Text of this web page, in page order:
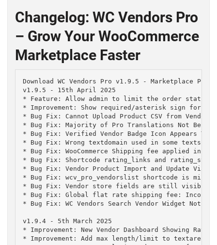
Changelog: WC Vendors Pro
– Grow Your WooCommerce
Marketplace Faster
Download WC Vendors Pro v1.9.5 - Marketplace
v1.9.5 - 15th April 2025
* Feature: Allow admin to limit the order
* Improvement: Show required/asterisk sign for
* Bug Fix: Cannot Upload Product CSV from Vendor
* Bug Fix: Majority of Pro Translations Not Being
* Bug Fix: Verified Vendor Badge Icon Appears Too
* Bug Fix: Wrong textdomain used in some texts
* Bug Fix: WooCommerce Shipping fee applied
* Bug Fix: Shortcode rating_links and
* Bug Fix: Vendor Product Import and Update Via
* Bug Fix: wcv_pro_vendorslist shortcode is
* Bug Fix: Vendor store fields are still visible on
* Bug Fix: Global flat rate shipping fee: Incorrect
* Bug Fix: WC Vendors Search Vendor Widget Not
v1.9.4 - 5th March 2025
* Improvement: New Vendor Dashboard Showing
* Improvement: Add max length/limit to textarea